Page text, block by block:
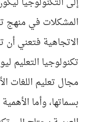
المشكلات في منهج
الاتجاهية فتعني أن
تكنولوجيا التعليم
مجال تعليم اللغات
بسماتها، وأما